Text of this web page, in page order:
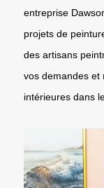
entreprise
projets de
des artisans
vos demandes et
intérieures dans